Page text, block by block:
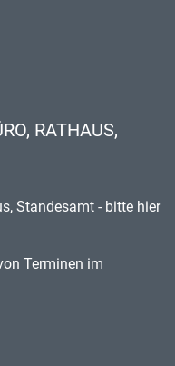
RATHAUS,
Standesamt - bitte hier
Terminen im